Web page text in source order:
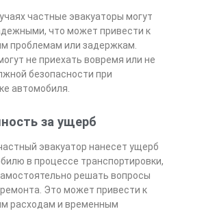
частные эвакуаторы могут
что может привести к
проблемам или задержкам.
не приехать вовремя или не
безопасности при
автомобиля.
за ущерб
эвакуатор нанесет ущерб
в процессе транспортировки,
решать вопросы
Это может привести к
расходам и временным